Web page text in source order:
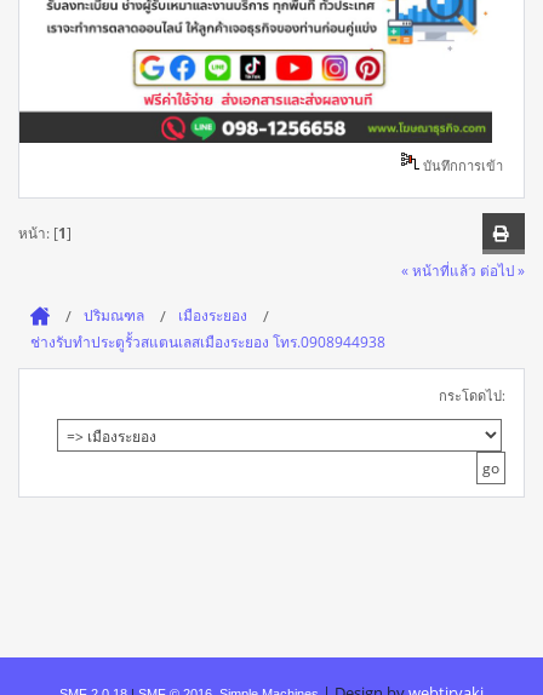
บันทึกการเข้า
หน้า: [1]
« หน้าที่แล้ว ต่อไป »
ปริมณฑล
เมืองระยอง
ช่างรับทำประตูรั้วสแตนเลสเมืองระยอง โทร.0908944938
กระโดดไป: